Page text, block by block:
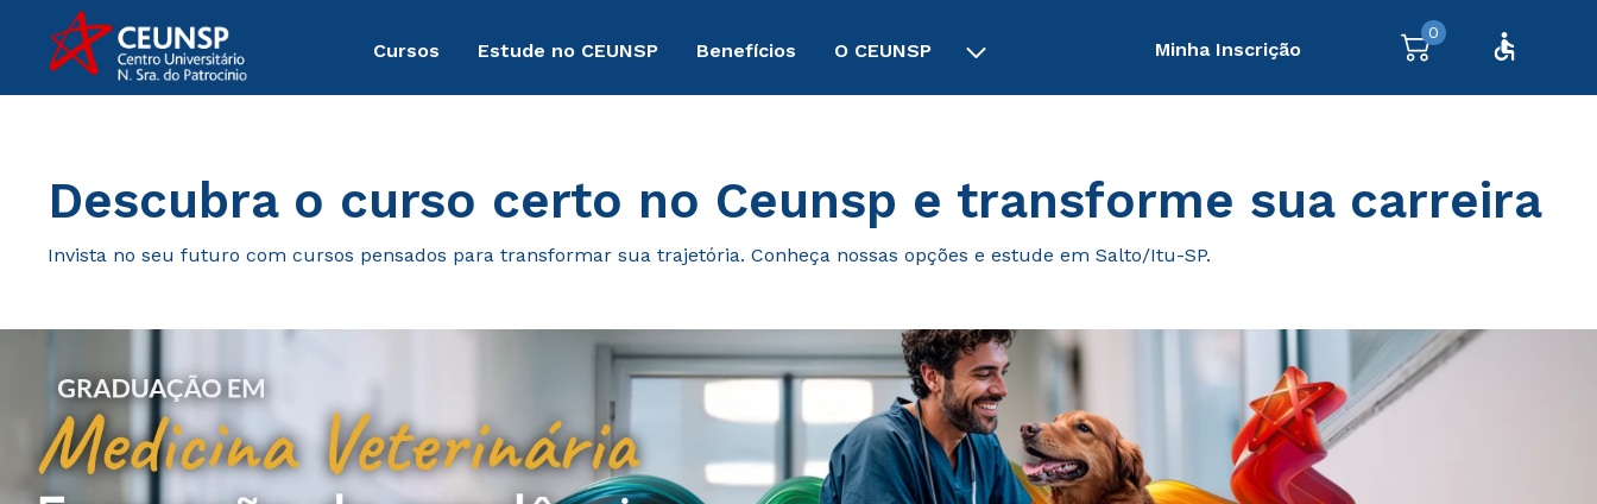
Cursos Estude no CEUNSP Benefícios O CEUNSP Minha Inscrição
0
Descubra o curso certo no Ceunsp e transforme sua carreira
Invista no seu futuro com cursos pensados para transformar sua trajetória. Conheça nossas opções e estude em Salto/Itu-SP.